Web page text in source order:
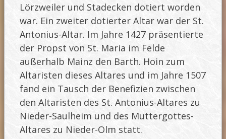
Lörzweiler und Stadecken dotiert worden
war. Ein zweiter dotierter Altar war der St.
Antonius-Altar. Im Jahre 1427 präsentierte
der Propst von St. Maria im Felde
außerhalb Mainz den Barth. Hoin zum
Altaristen dieses Altares und im Jahre 1507
fand ein Tausch der Benefizien zwischen
den Altaristen des St. Antonius-Altares zu
Nieder-Saulheim und des Muttergottes-
Altares zu Nieder-Olm statt.